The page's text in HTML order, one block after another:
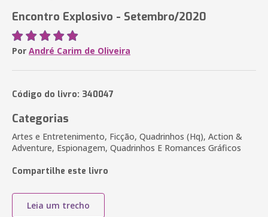
Encontro Explosivo - Setembro/2020
Por André Carim de Oliveira
Código do livro: 340047
Categorias
Artes e Entretenimento, Ficção, Quadrinhos (Hq), Action &
Adventure, Espionagem, Quadrinhos E Romances Gráficos
Compartilhe este livro
Leia um trecho